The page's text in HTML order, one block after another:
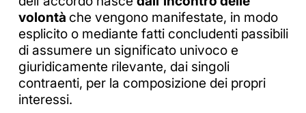
volontà che vengono manifestate, in modo
esplicito o mediante fatti concludenti passibili
di assumere un significato univoco e
giuridicamente rilevante, dai singoli
contraenti, per la composizione dei propri
interessi.